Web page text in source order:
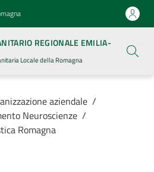
REGIONALE EMILIA-
Locale della Romagna
aziendale /
Neuroscienze /
Romagna